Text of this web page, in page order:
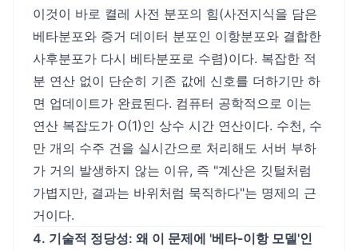
이것이 바로 켤레 사전 분포의 힘(사전지식을 담은
베타분포와 증거 데이터 분포인 이항분포와 결합한
사후분포가 다시 베타분포로 수렴)이다. 복잡한 적
분 연산 없이 단순히 기존 값에 신호를 더하기만 하
면 업데이트가 완료된다. 컴퓨터 공학적으로 이는
연산 복잡도가 O(1)인 상수 시간 연산이다. 수천, 수
만 개의 수주 건을 실시간으로 처리해도 서버 부하
가 거의 발생하지 않는 이유, 즉 "계산은 깃털처럼
가볍지만, 결과는 바위처럼 묵직하다"는 명제의 근
거이다.
4. 기술적 정당성: 왜 이 문제에 '베타-이항 모델'인